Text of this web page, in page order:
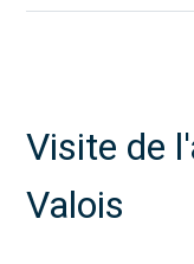
Visite de
Valois